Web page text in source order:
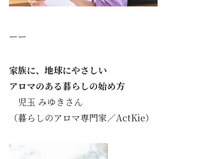
ーー
家族に、地球にやさしい
アロマのある暮らしの始め方
児玉 みゆきさん
（暮らしのアロマ専門家／ActKie）